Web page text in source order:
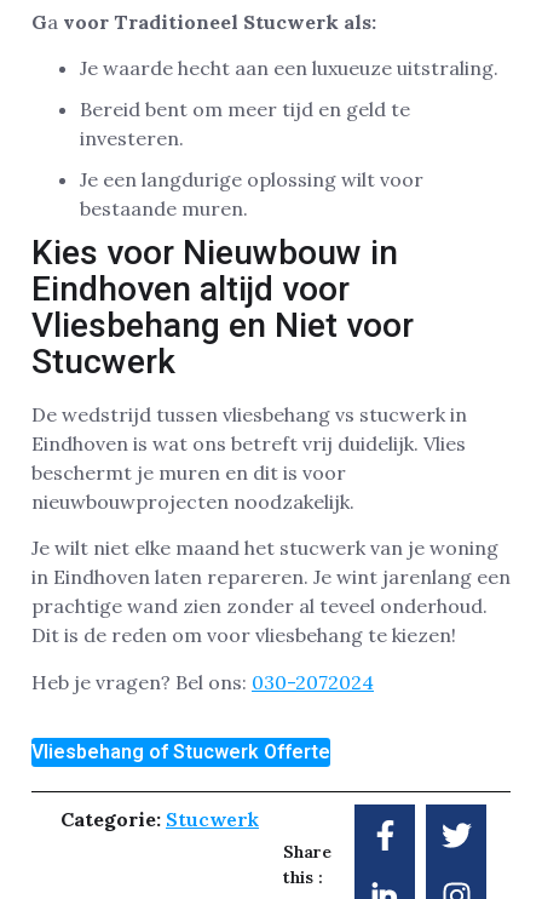
Ga voor Traditioneel Stucwerk als:
Je waarde hecht aan een luxueuze uitstraling.
Bereid bent om meer tijd en geld te
investeren.
Je een langdurige oplossing wilt voor
bestaande muren.
Kies voor Nieuwbouw in
Eindhoven altijd voor
Vliesbehang en Niet voor
Stucwerk
De wedstrijd tussen vliesbehang vs stucwerk in
Eindhoven is wat ons betreft vrij duidelijk. Vlies
beschermt je muren en dit is voor
nieuwbouwprojecten noodzakelijk.
Je wilt niet elke maand het stucwerk van je woning
in Eindhoven laten repareren. Je wint jarenlang een
prachtige wand zien zonder al teveel onderhoud.
Dit is de reden om voor vliesbehang te kiezen!
Heb je vragen? Bel ons: 030-2072024
Vliesbehang of Stucwerk Offerte
Categorie: Stucwerk
Share
this :